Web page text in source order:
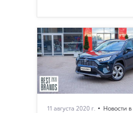
11 августа 2020 г. Новости